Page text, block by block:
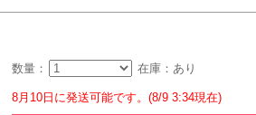
数量： 在庫：あり
8月10日に発送可能です。(8/9 3:34現在)